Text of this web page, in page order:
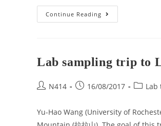
Continue Reading
Lab sampling trip to
N414 16/08/2017 Lab
Yu-Hao Wang (University of